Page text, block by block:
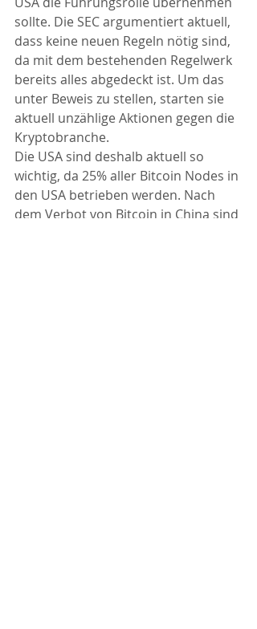
sollte. Die SEC argumentiert aktuell,
dass keine neuen Regeln nötig sind,
da mit dem bestehenden Regelwerk
bereits alles abgedeckt ist. Um das
unter Beweis zu stellen, starten sie
aktuell unzählige Aktionen gegen die
Kryptobranche.
Die USA sind deshalb aktuell so
wichtig, da 25% aller Bitcoin Nodes in
den USA betrieben werden. Nach
dem Verbot von Bitcoin in China sind